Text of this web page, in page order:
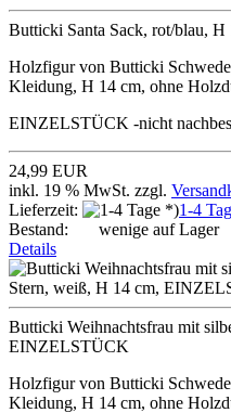
Butticki Santa Sack, rot/blau, H
Holzfigur von Butticki
Kleidung, H 14 cm, ohne
EINZELSTÜCK -nicht
24,99 EUR
inkl. 19 % MwSt. zzgl.
Lieferzeit:
1-4
Bestand:
wenige auf Lager
Details
Butticki Weihnachtsfrau mit
EINZELSTÜCK
Holzfigur von Butticki
Kleidung, H 14 cm, ohne